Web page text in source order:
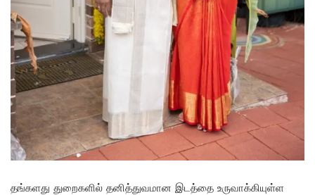
தங்களது துறைகளில் தனித்துவமான இடத்தை உருவாக்கியுள்ள